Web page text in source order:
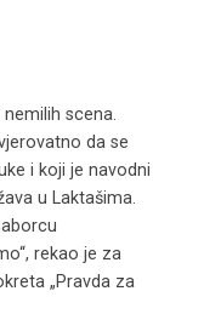
scena.
da se
i koji je navodni
u Laktašima.
rekao je za
„Pravda za